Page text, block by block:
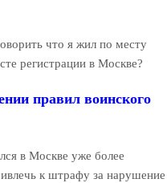
что я жил по месту
регистрации в Москве?
правил воинского
в Москве уже более
к штрафу за нарушение